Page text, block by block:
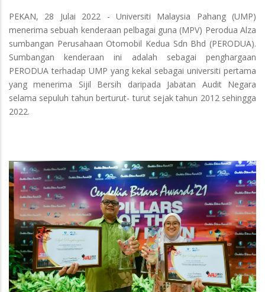
PEKAN, 28 Julai 2022 - Universiti Malaysia Pahang (UMP)
menerima sebuah kenderaan pelbagai guna (MPV) Perodua Alza
sumbangan Perusahaan Otomobil Kedua Sdn Bhd (PERODUA).
Sumbangan kenderaan ini adalah sebagai penghargaan
PERODUA terhadap UMP yang kekal sebagai universiti pertama
yang menerima Sijil Bersih daripada Jabatan Audit Negara
selama sepuluh tahun berturut- turut sejak tahun 2012 sehingga
2022.